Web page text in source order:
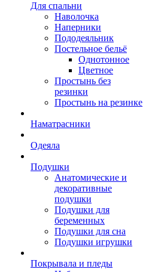
Для спальни
Наволочка
Наперники
Пододеяльник
Постельное бельё
Однотонное
Цветное
Простынь без
резинки
Простынь на резинке
Наматрасники
Одеяла
Подушки
Анатомические и
декоративные
подушки
Подушки для
беременных
Подушки для сна
Подушки игрушки
Покрывала и пледы